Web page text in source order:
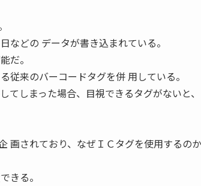
などの データが書き込まれている。
だ。
従来のバーコードタグを併 用している。
てしまった場合、目視できるタグがないと
画されており、なぜＩＣタグを使用するの
きる。